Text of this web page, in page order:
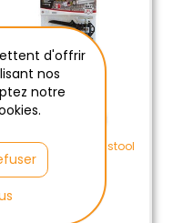
Drystone pistool
d'offrir
nos
notre